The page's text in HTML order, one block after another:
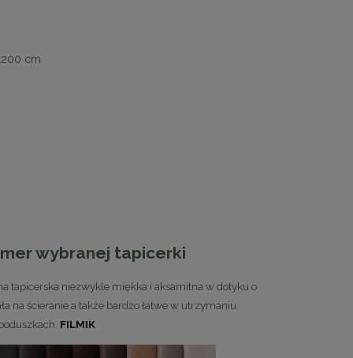
Cena regularna:519,00 zł
cm
wybranej tapicerki
tapicerska niezwykle miękka i aksamitna w dotyku o
na ścieranie a także bardzo łatwe w utrzymaniu.
FILMIK